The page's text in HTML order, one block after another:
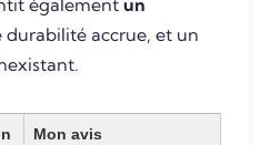
également un
durabilité accrue, et un
Mon avis